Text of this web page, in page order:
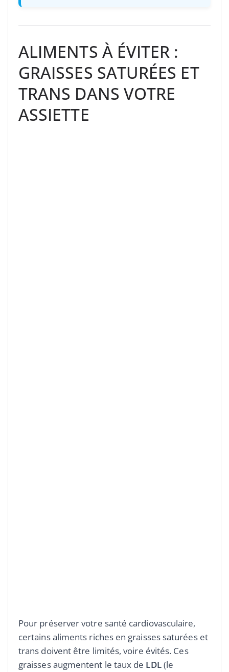
ALIMENTS À ÉVITER :
GRAISSES SATURÉES ET
TRANS DANS VOTRE
ASSIETTE
Pour préserver votre santé cardiovasculaire,
certains aliments riches en graisses saturées et
trans doivent être limités, voire évités. Ces
graisses augmentent le taux de LDL(le